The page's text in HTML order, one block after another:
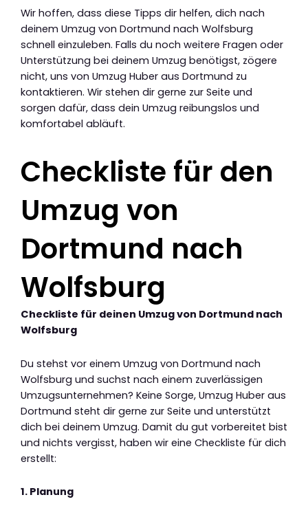
Wir hoffen, dass diese Tipps dir helfen, dich nach
deinem Umzug von Dortmund nach Wolfsburg
schnell einzuleben. Falls du noch weitere Fragen oder
Unterstützung bei deinem Umzug benötigst, zögere
nicht, uns von Umzug Huber aus Dortmund zu
kontaktieren. Wir stehen dir gerne zur Seite und
sorgen dafür, dass dein Umzug reibungslos und
komfortabel abläuft.
Checkliste für den
Umzug von
Dortmund nach
Wolfsburg
Checkliste für deinen Umzug von Dortmund nach
Wolfsburg
Du stehst vor einem Umzug von Dortmund nach
Wolfsburg und suchst nach einem zuverlässigen
Umzugsunternehmen? Keine Sorge, Umzug Huber aus
Dortmund steht dir gerne zur Seite und unterstützt
dich bei deinem Umzug. Damit du gut vorbereitet bist
und nichts vergisst, haben wir eine Checkliste für dich
erstellt:
1. Planung